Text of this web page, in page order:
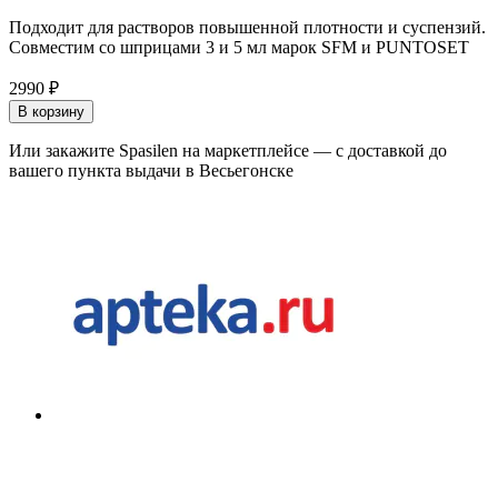
Подходит для растворов повышенной плотности и суспензий.
Совместим со шприцами 3 и 5 мл марок SFM и PUNTOSET
2990 ₽
В корзину
Или закажите Spasilen на маркетплейсе — с доставкой до
вашего пункта выдачи в Весьегонске